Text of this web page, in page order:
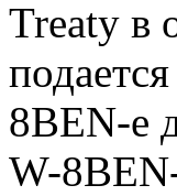
Treaty в
8BEN-e
W-